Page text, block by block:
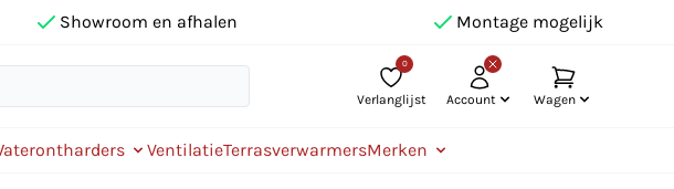
Showroom en afhalen Montage mogelijk
0
Verlanglijst Account Wagen
VentilatieTerrasverwarmersMerken